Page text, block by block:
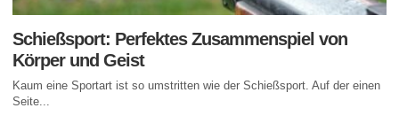
Schießsport: Perfektes Zusammenspiel von
Körper und Geist
Kaum eine Sportart ist so umstritten wie der Schießsport. Auf der einen
Seite...